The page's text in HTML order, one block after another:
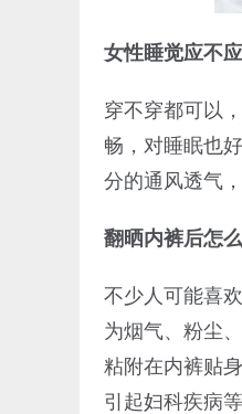
女性睡觉应不
穿不穿都可以
畅，对睡眠也
分的通风透气
翻晒内裤后怎
不少人可能喜
为烟气、粉尘
粘附在内裤贴
引起妇科疾病